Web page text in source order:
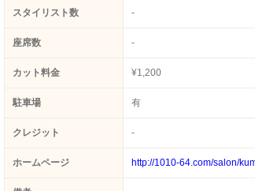
スタイリスト数 -
座席数 -
カット料金 ¥1,200
駐車場 有
クレジット -
ホームページ http://1010-64.com/salon/